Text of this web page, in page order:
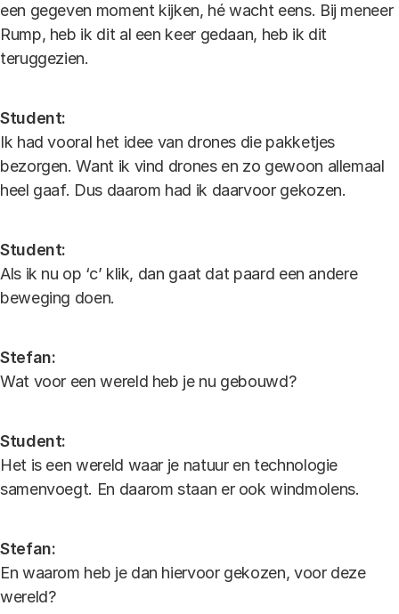
een gegeven moment kijken, hé wacht eens. Bij meneer
Rump, heb ik dit al een keer gedaan, heb ik dit
teruggezien.
Student:
Ik had vooral het idee van drones die pakketjes
bezorgen. Want ik vind drones en zo gewoon allemaal
heel gaaf. Dus daarom had ik daarvoor gekozen.
Student:
Als ik nu op ‘c’ klik, dan gaat dat paard een andere
beweging doen.
Stefan:
Wat voor een wereld heb je nu gebouwd?
Student:
Het is een wereld waar je natuur en technologie
samenvoegt. En daarom staan er ook windmolens.
Stefan:
En waarom heb je dan hiervoor gekozen, voor deze
wereld?